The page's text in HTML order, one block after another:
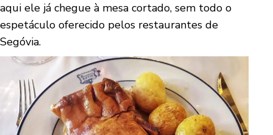
aqui ele já chegue à mesa cortado, sem todo o
espetáculo oferecido pelos restaurantes de
Segóvia.